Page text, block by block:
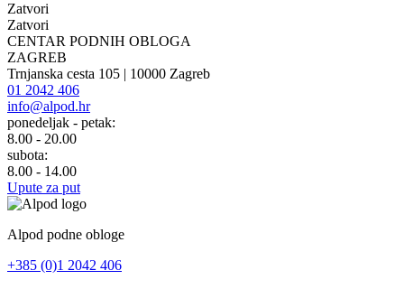
Zatvori
Zatvori
CENTAR PODNIH OBLOGA
ZAGREB
Trnjanska cesta 105 | 10000 Zagreb
01 2042 406
info@alpod.hr
ponedeljak - petak:
8.00 - 20.00
subota:
8.00 - 14.00
Upute za put
Alpod podne obloge
+385 (0)1 2042 406